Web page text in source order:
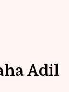
Adil